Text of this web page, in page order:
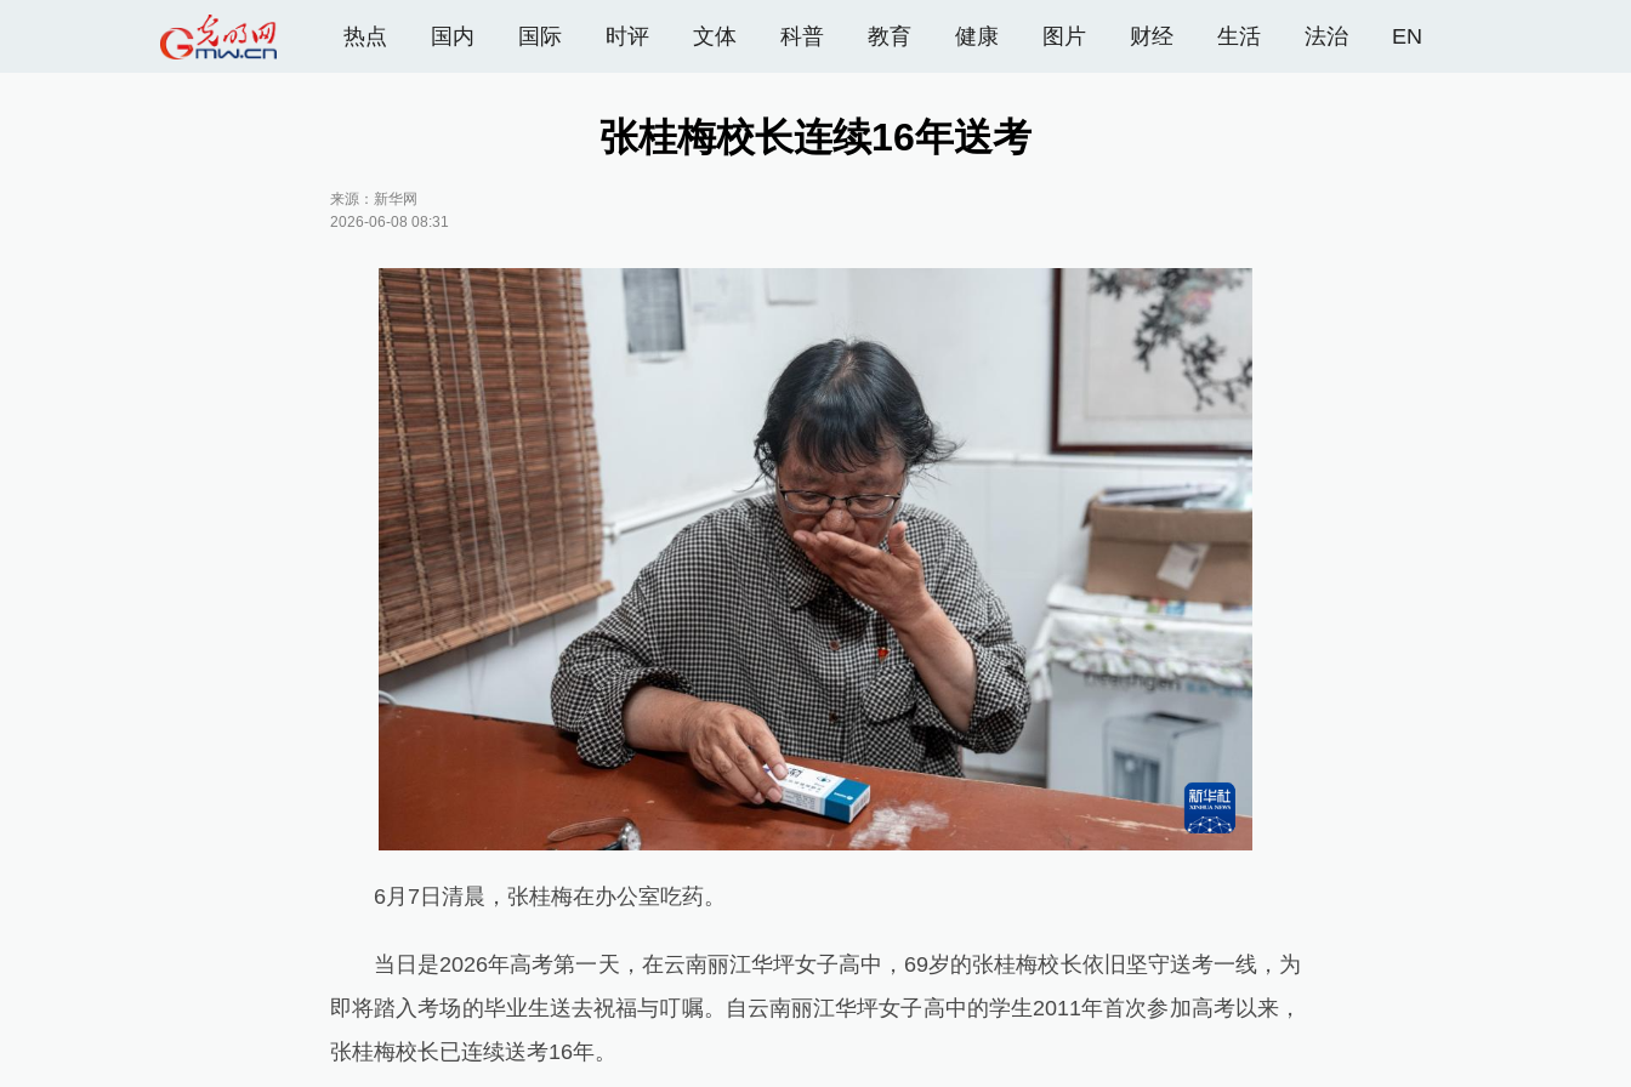
热点 国内 国际 时评 文体 科普 教育 健康 图片 财经 生活 法治 EN
张桂梅校长连续16年送考
来源： 新华网
2026-06-08 08:31
6月7日清晨，张桂梅在办公室吃药。
当日是2026年高考第一天，在云南丽江华坪女子高中，69岁的张桂梅校长依旧坚守送考一线，为
即将踏入考场的毕业生送去祝福与叮嘱。自云南丽江华坪女子高中的学生2011年首次参加高考以来，
张桂梅校长已连续送考16年。